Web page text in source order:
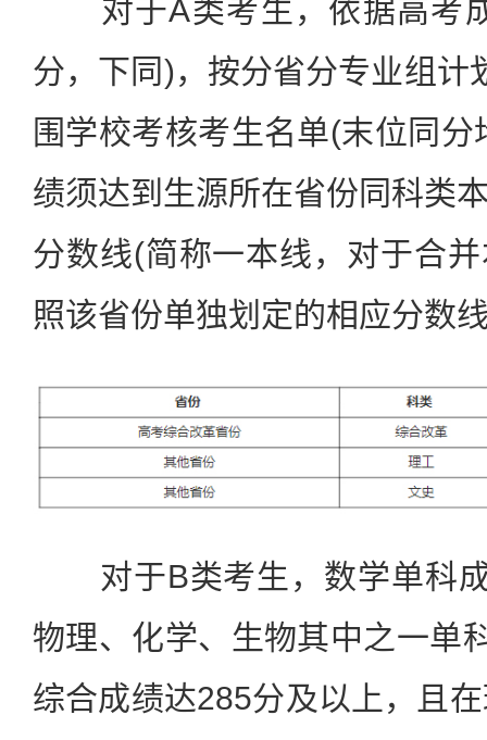
对于A类考生，依据高考
分，下同)，按分省分专业组计
围学校考核考生名单(末位同
绩须达到生源所在省份同科类
分数线(简称一本线，对于合
照该省份单独划定的相应分数
对于B类考生，数学单科成
物理、化学、生物其中之一单
综合成绩达285分及以上，且